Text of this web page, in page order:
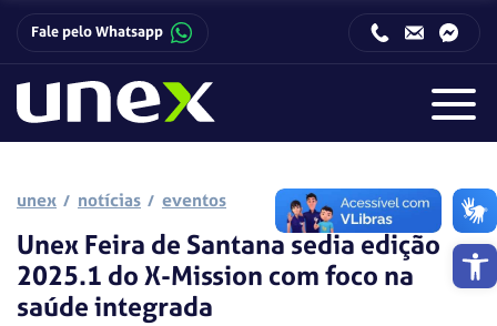
Barra
Fale pelo Whatsapp
unex notícias eventos
Unex Feira de Santana sedia edição
2025.1 do X-Mission com foco na
saúde integrada